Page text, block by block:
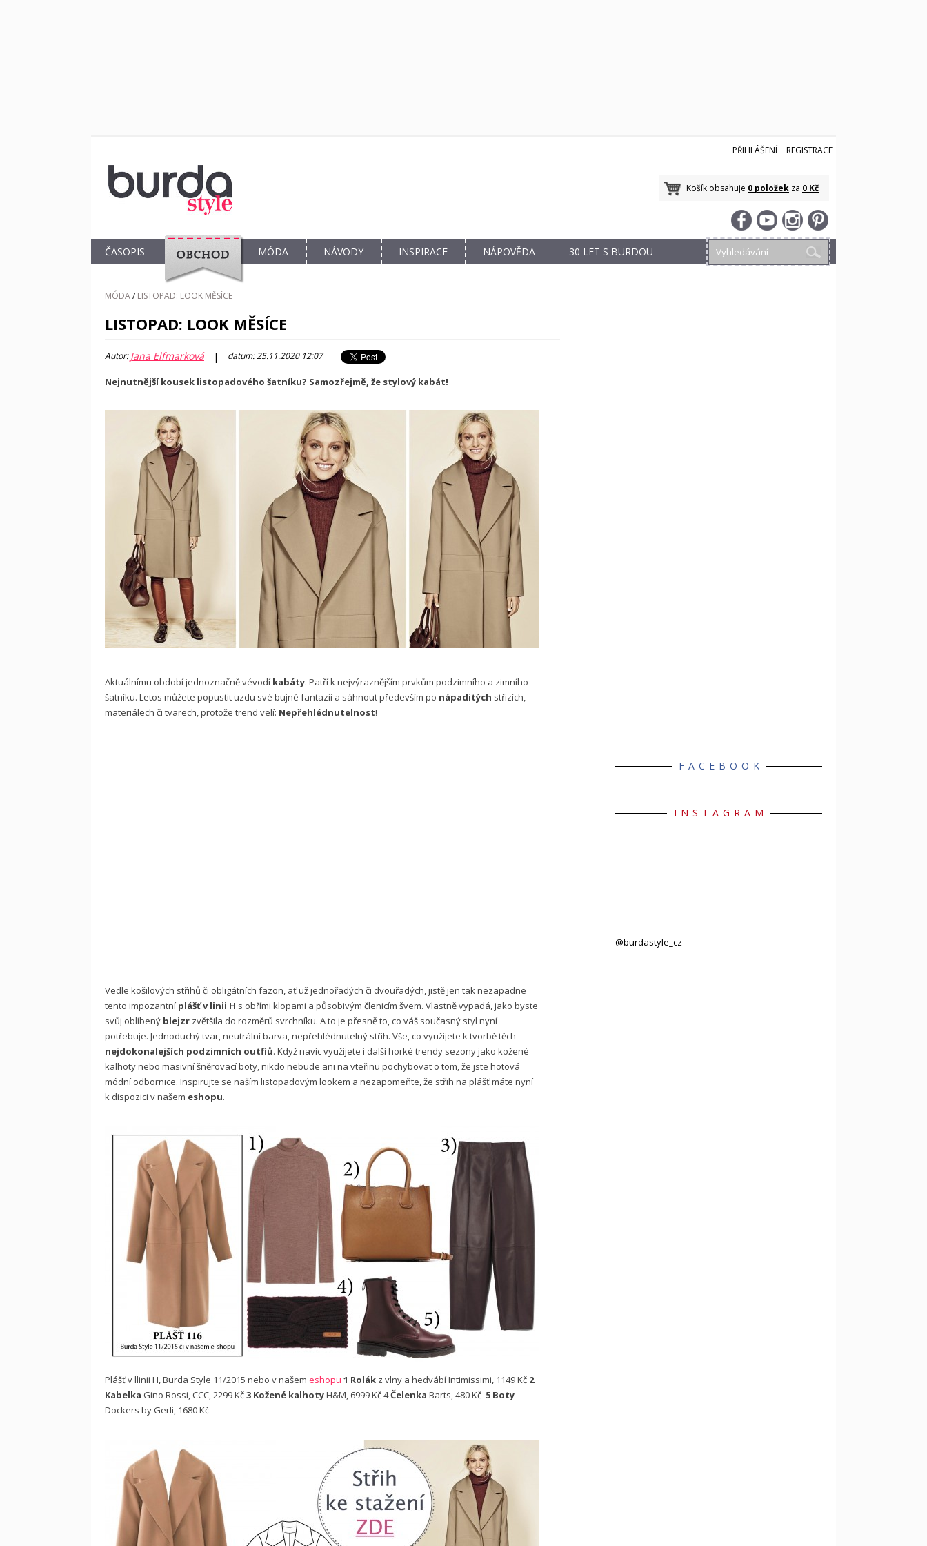
PŘIHLÁŠENÍ REGISTRACE
Košík obsahuje 0 položek za 0 Kč
ČASOPIS
OBCHOD
MÓDA NÁVODY INSPIRACE NÁPOVĚDA 30 LET S BURDOU
MÓDA/ LISTOPAD: LOOK MĚSÍCE
LISTOPAD: LOOK MĚSÍCE
Autor:Jana Elfmarková | datum: 25.11.2020 12:07
Nejnutnější kousek listopadového šatníku? Samozřejmě, že stylový kabát!
Aktuálnímu období jednoznačně vévodí kabáty. Patří k nejvýraznějším prvkům podzimního a zimního
šatníku. Letos můžete popustit uzdu své bujné fantazii a sáhnout především po nápaditých střizích,
materiálech či tvarech, protože trend velí: Nepřehlédnutelnost!
Vedle košilových střihů či obligátních fazon, ať už jednořadých či dvouřadých, jistě jen tak nezapadne
tento impozantní plášť v linii H s obřími klopami a působivým členicím švem. Vlastně vypadá, jako byste
svůj oblíbený blejzr zvětšila do rozměrů svrchníku. A to je přesně to, co váš současný styl nyní
potřebuje. Jednoduchý tvar, neutrální barva, nepřehlédnutelný střih. Vše, co využijete k tvorbě těch
nejdokonalejších podzimních outfiů. Když navíc využijete i další horké trendy sezony jako kožené
kalhoty nebo masivní šněrovací boty, nikdo nebude ani na vteřinu pochybovat o tom, že jste hotová
módní odbornice. Inspirujte se naším listopadovým lookem a nezapomeňte, že střih na plášť máte nyní
k dispozici v našem eshopu.
Plášť v llinii H, Burda Style 11/2015 nebo v našem eshopu 1 Rolák z vlny a hedvábí Intimissimi, 1149 Kč 2
Kabelka Gino Rossi, CCC, 2299 Kč3 Kožené kalhotyH&M, 6999 Kč 4Čelenka Barts, 480 Kč 5 Boty
Dockers by Gerli, 1680 Kč
FACEBOOK
INSTAGRAM
@burdastyle_cz